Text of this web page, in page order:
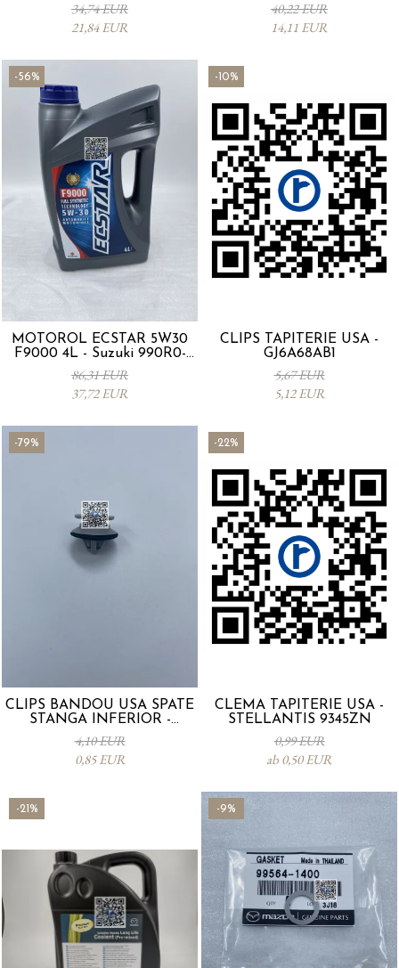
34,74 EUR
21,84 EUR
40,22 EUR
14,11 EUR
-56%
MOTORÖL ECSTAR 5W30
F9000 4L - Suzuki 990R0-
21E72-004
86,31 EUR
37,72 EUR
-10%
CLIPS TAPITERIE USA -
GJ6A68AB1
5,67 EUR
5,12 EUR
-79%
CLIPS BANDOU USA SPATE
STANGA INFERIOR -
KD5351SJ3A
4,10 EUR
0,85 EUR
-22%
CLEMA TAPITERIE USA -
STELLANTIS 9345ZN
0,99 EUR
ab 0,50 EUR
-21% -9%